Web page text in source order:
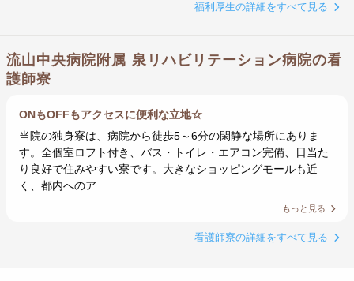
福利厚生の詳細をすべて見る
流山中央病院附属 泉リハビリテーション病院の看
護師寮
ONもOFFもアクセスに便利な立地☆
当院の独身寮は、病院から徒歩5～6分の閑静な場所にありま
す。全個室ロフト付き、バス・トイレ・エアコン完備、日当た
り良好で住みやすい寮です。大きなショッピングモールも近
く、都内へのア…
もっと見る
看護師寮の詳細をすべて見る